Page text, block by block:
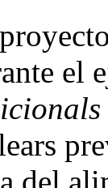
el